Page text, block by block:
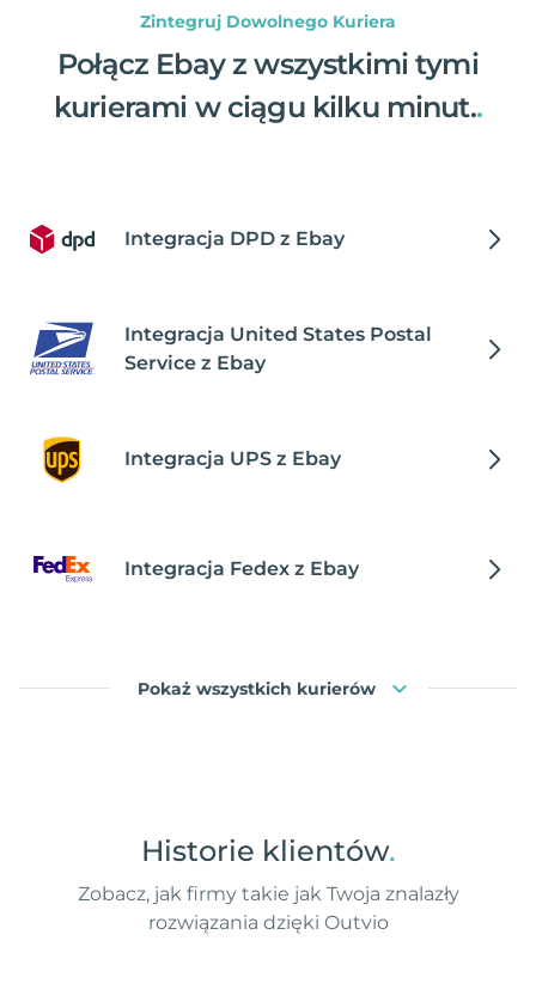
Zintegruj Dowolnego Kuriera
Połącz Ebay z wszystkimi tymi
kurierami w ciągu kilku minut..
Integracja DPD z Ebay
Integracja United States Postal
Service z Ebay
Integracja UPS z Ebay
Integracja Fedex z Ebay
Pokaż wszystkich kurierów
Historie klientów.
Zobacz, jak firmy takie jak Twoja znalazły
rozwiązania dzięki Outvio